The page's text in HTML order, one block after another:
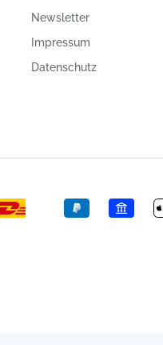
Newsletter
Impressum
Datenschutz